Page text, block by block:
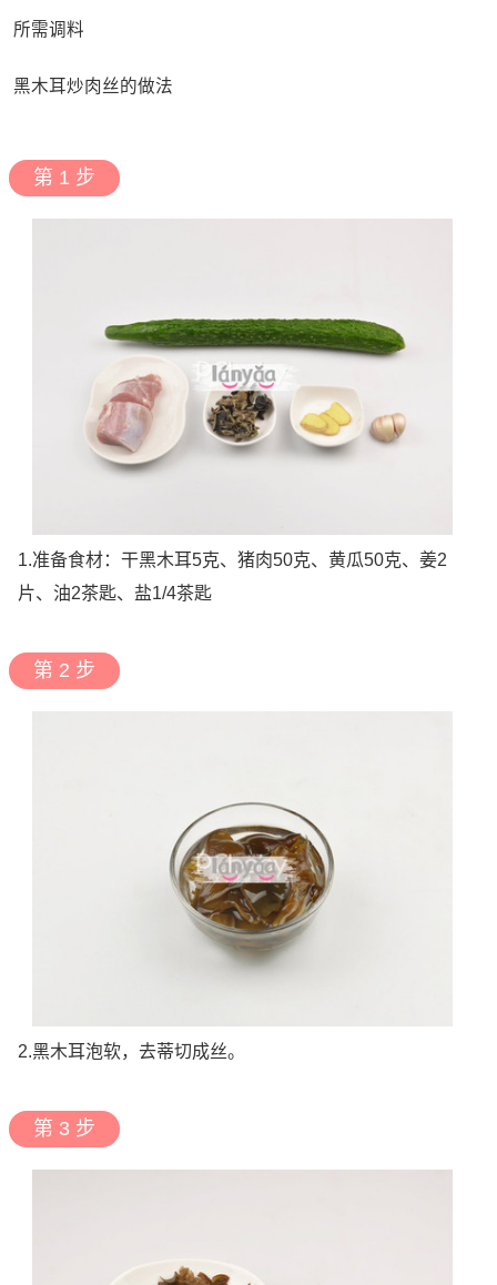
所需调料
黑木耳炒肉丝的做法
第 1 步
1.准备食材：干黑木耳5克、猪肉50克、黄瓜50克、姜2
片、油2茶匙、盐1/4茶匙
第 2 步
2.黑木耳泡软，去蒂切成丝。
第 3 步